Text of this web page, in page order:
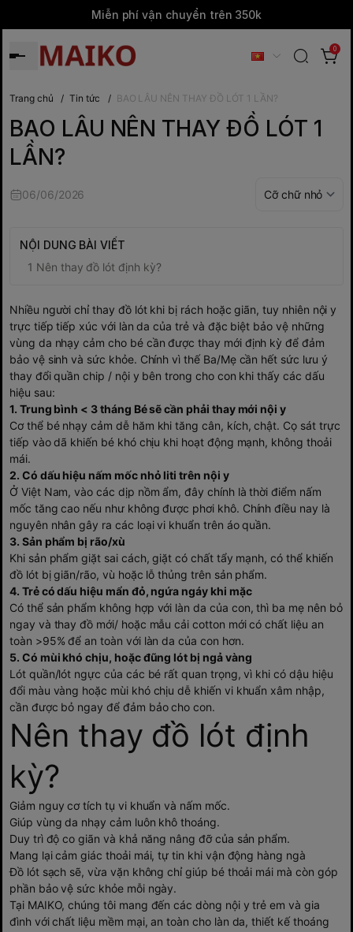
Miễn phí vận chuyển trên 350k
0
Trang chủ / Tin tức / BAO LÂU NÊN THAY ĐỒ LÓT 1 LẦN?
BAO LÂU NÊN THAY ĐỒ LÓT 1
LẦN?
06/06/2026
NỘI DUNG BÀI VIẾT
Nên thay đồ lót định kỳ?
Nhiều người chỉ thay đồ lót khi bị rách hoặc giãn, tuy nhiên nội y
trực tiếp tiếp xúc với làn da của trẻ và đặc biệt bảo vệ những
vùng da nhạy cảm cho bé cần được thay mới định kỳ để đảm
bảo vệ sinh và sức khỏe. Chính vì thế Ba/Mẹ cần hết sức lưu ý
thay đổi quần chip / nội y bên trong cho con khi thấy các dấu
hiệu sau:
1. Trung bình < 3 tháng Bé sẽ cần phải thay mới nội y
Cơ thể bé nhạy cảm dễ hăm khi tăng cân, kích, chật. Cọ sát trực
tiếp vào dã khiến bé khó chịu khi hoạt động mạnh, không thoải
mái.
2. Có dấu hiệu nấm mốc nhỏ liti trên nội y
Ở Việt Nam, vào các dịp nồm ẩm, đây chính là thời điểm nấm
mốc tăng cao nếu như không được phơi khô. Chính điều nay là
nguyên nhân gây ra các loại vi khuẩn trên áo quần.
3. Sản phẩm bị rão/xù
Khi sản phẩm giặt sai cách, giặt có chất tẩy mạnh, có thể khiến
đồ lót bị giãn/rão, vù hoặc lỗ thủng trên sản phẩm.
4. Trẻ có dấu hiệu mẩn đỏ, ngứa ngáy khi mặc
Có thể sản phẩm không hợp với làn da của con, thì ba mẹ nên bỏ
ngay và thay đồ mới/ hoặc mẫu cải cotton mới có chất liệu an
toàn >95% để an toàn với làn da của con hơn.
5. Có mùi khó chịu, hoặc đũng lót bị ngả vàng
Lót quần/lót ngực của các bé rất quan trọng, vì khi có dậu hiệu
đổi màu vàng hoặc mùi khó chịu dễ khiến vi khuẩn xâm nhập,
cần được bỏ ngay để đảm bảo cho con.
Nên thay đồ lót định
kỳ?
Giảm nguy cơ tích tụ vi khuẩn và nấm mốc.
Giúp vùng da nhạy cảm luôn khô thoáng.
Duy trì độ co giãn và khả năng nâng đỡ của sản phẩm.
Mang lại cảm giác thoải mái, tự tin khi vận động hàng ngà
Đồ lót sạch sẽ, vừa vặn không chỉ giúp bé thoải mái mà còn góp
phần bảo vệ sức khỏe mỗi ngày.
Tại MAIKO, chúng tôi mang đến các dòng nội y trẻ em và gia
đình với chất liệu mềm mại, an toàn cho làn da, thiết kế thoáng